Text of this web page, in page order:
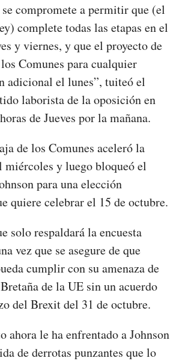
compromete a permitir que (el
complete todas las etapas en el
y viernes, y que el proyecto de
Comunes para cualquier
adicional el lunes”, tuiteó el
laborista de la oposición en
de Jueves por la mañana.
de los Comunes aceleró la
y luego bloqueó el
para una elección
quiere celebrar el 15 de octubre.
solo respaldará la encuesta
vez que se asegure de que
cumplir con su amenaza de
de la UE sin un acuerdo
del Brexit del 31 de octubre.
ahora le ha enfrentado a Johnson
de derrotas punzantes que lo